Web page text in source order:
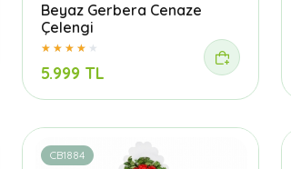
Beyaz Gerbera Cenaze
Çelengi
5.999 TL
CB1884